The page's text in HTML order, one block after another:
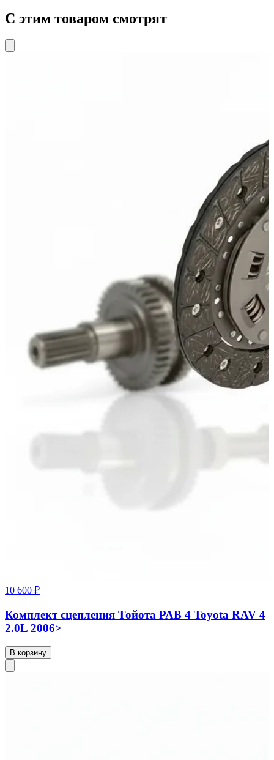
С этим товаром смотрят
10 600 ₽
Комплект сцепления Тойота РАВ 4 Toyota RAV 4
2.0L 2006>
В корзину